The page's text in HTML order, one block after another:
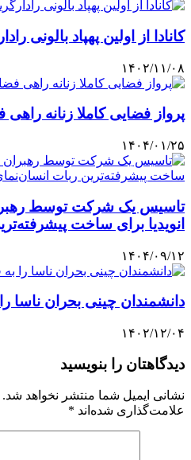
کانادا از اولین پهپاد بالونی
۱۴۰۲/۱۱/۰۸
پرواز فضایی کاملا زنانه
۱۴۰۴/۰۱/۲۵
تاسیس یک شرکت توسط
انویدیا برای ساخت
۱۴۰۴/۰۹/۱۲
دانشمندان چینی بحران ناسا
۱۴۰۲/۱۲/۰۴
دیدگاهتان را بنویسید
نشانی ایمیل شما منتشر نخواهد شد.
علامت‌گذاری شده‌اند *